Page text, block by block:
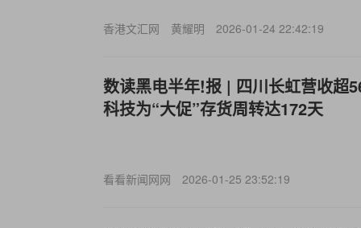
香港文汇网 黄耀明 2026-01-24 22:42:19
数读黑电半年!报 | 四川长虹营收超
科技为“大促”存货周转达172天
看看新闻网网 2026-01-25 23:52:19